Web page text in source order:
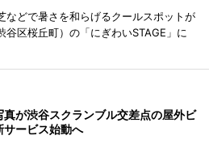
などで暑さを和らげるクールスポットが
区桜丘町）の「にぎわいSTAGE」に
真が渋谷スクランブル交差点の屋外ビ
ービス始動へ